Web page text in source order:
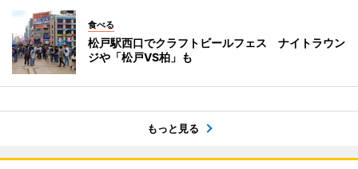
食べる
松戸駅西口でクラフトビールフェス ナイトラウン
ジや「松戸VS柏」も
もっと見る